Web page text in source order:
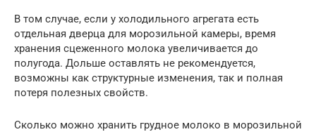
В том случае, если у холодильного агрегата есть
отдельная дверца для морозильной камеры, время
хранения сцеженного молока увеличивается до
полугода. Дольше оставлять не рекомендуется,
возможны как структурные изменения, так и полная
потеря полезных свойств.
Сколько можно хранить грудное молоко в морозильной